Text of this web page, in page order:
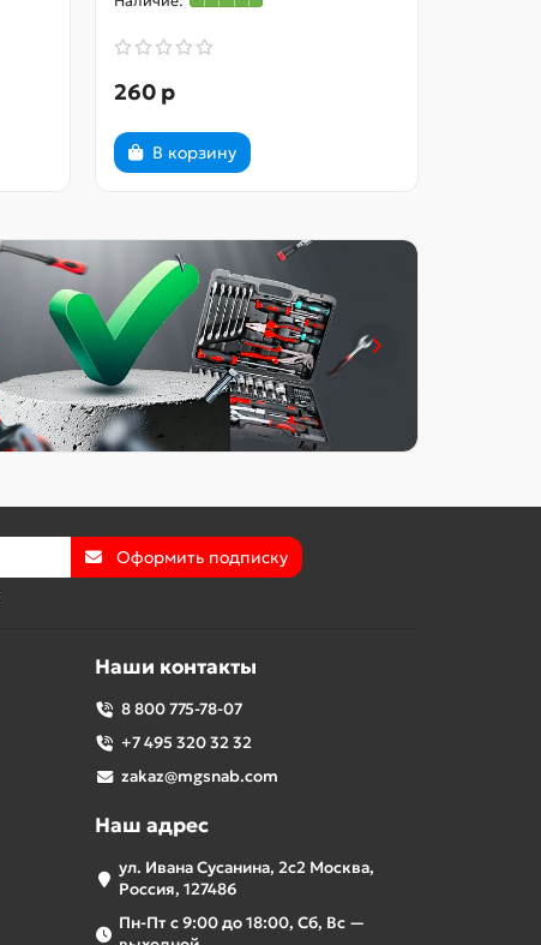
260 р
В корзину
Оформить подписку
Наши контакты
8 800 775-78-07
+7 495 320 32 32
zakaz@mgsnab.com
Наш адрес
ул. Ивана Сусанина, 2с2 Москва,
Россия, 127486
Пн-Пт с 9:00 до 18:00, Сб, Вс —